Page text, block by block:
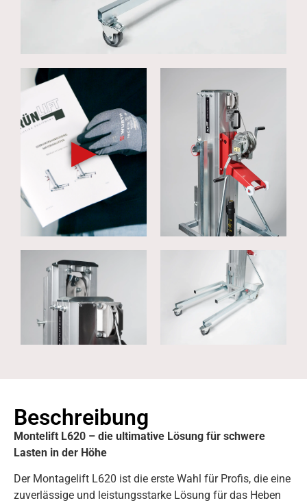
Beschreibung
Montelift L620 – die ultimative Lösung für schwere
Lasten in der Höhe
Der Montagelift L620 ist die erste Wahl für Profis, die eine
zuverlässige und leistungsstarke Lösung für das Heben